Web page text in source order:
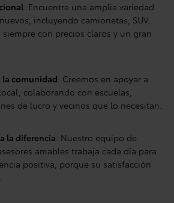
: Encuentre una amplia variedad
incluyendo camionetas, SUV,
con precios claros y un gran
comunidad: Creemos en apoyar a
colaborando con escuelas,
de lucro y vecinos que lo necesitan.
la diferencia: Nuestro equipo de
amables trabaja cada día para
positiva, porque su satisfacción